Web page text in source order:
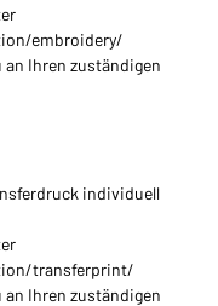
embroidery/
Ihren zuständigen
individuell
transferprint/
Ihren zuständigen